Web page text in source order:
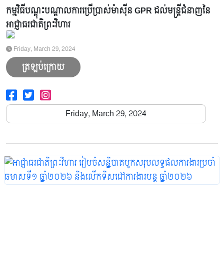
ព័ត៌មានទូទៅ
2021
កម្មវិធីបណ្តុះបណ្តាលការប្រើប្រាស់ម៉ាស៊ីន GPR ដល់មន្រ្តីជំនាញនៃ
អាជ្ញាធរជាតិព្រះវិហារ
Friday, March 29, 2024
ត្រឡប់ក្រោយ
Friday, March 29, 2024